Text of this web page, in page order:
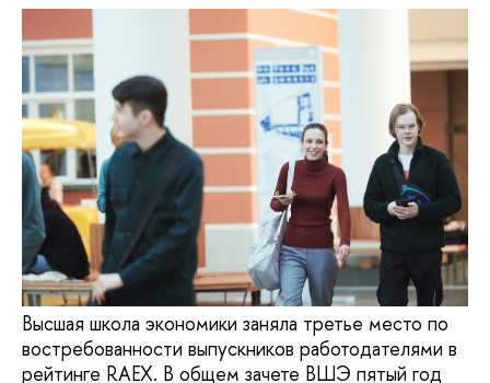
Высшая школа экономики заняла третье место по
востребованности выпускников работодателями в
рейтинге RAEX. В общем зачете ВШЭ пятый год